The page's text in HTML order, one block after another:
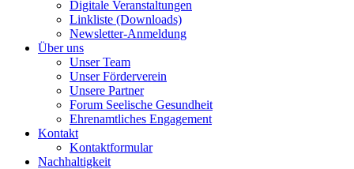
Digitale Veranstaltungen
Linkliste (Downloads)
Newsletter-Anmeldung
Über uns
Unser Team
Unser Förderverein
Unsere Partner
Forum Seelische Gesundheit
Ehrenamtliches Engagement
Kontakt
Kontaktformular
Nachhaltigkeit